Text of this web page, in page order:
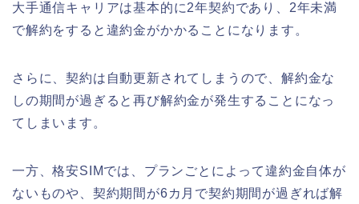
大手通信キャリアは基本的に2年契約であり、2年未満
で解約をすると違約金がかかることになります。
さらに、契約は自動更新されてしまうので、解約金な
しの期間が過ぎると再び解約金が発生することになっ
てしまいます。
一方、格安SIMでは
、プランごとによって違約金自体が
ないものや、契約期間が6カ月で契約期間が過ぎれば解